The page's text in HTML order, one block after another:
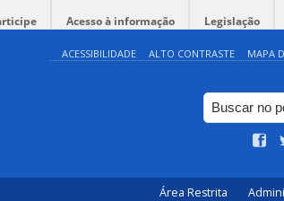
Acesso à informação Legislação
ACESSIBILIDADE ALTO CONTRASTE MAPA
Área Restrita